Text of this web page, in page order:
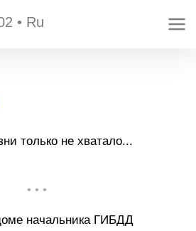
• Ru
только не хватало...
• • •
начальника ГИБДД